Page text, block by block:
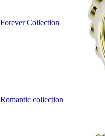
Forever Collection
Romantic collection